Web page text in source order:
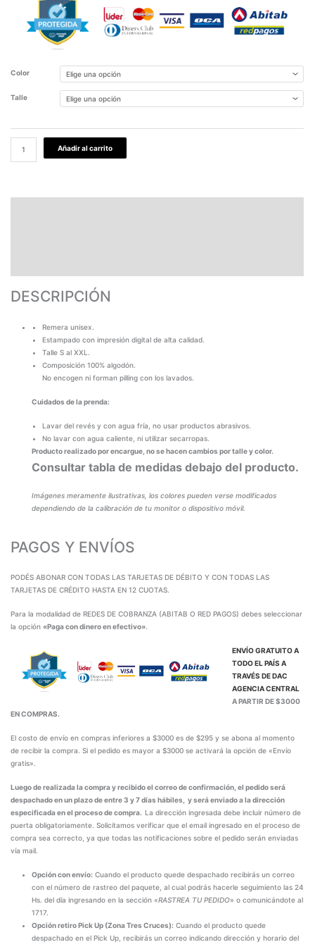
Color
Talle
Añadir al carrito
DESCRIPCIÓN
Remera unisex.
Estampado con impresión digital de alta calidad.
Talle S al XXL.
Composición 100% algodón.
No encogen ni forman pilling con los lavados.
Cuidados de la prenda:
Lavar del revés y con agua fría, no usar productos abrasivos.
No lavar con agua caliente, ni utilizar secarropas.
Producto realizado por encargue, no se hacen cambios por talle y color.
Consultar tabla de medidas debajo del producto.
Imágenes meramente ilustrativas, los colores pueden verse modificados
dependiendo de la calibración de tu monitor o dispositivo móvil.
PAGOS Y ENVÍOS
PODÉS ABONAR CON TODAS LAS TARJETAS DE DÉBITO Y CON TODAS LAS
TARJETAS DE CRÉDITO HASTA EN 12 CUOTAS.
Para la modalidad de REDES DE COBRANZA (ABITAB O RED PAGOS) debes seleccionar
la opción «Paga con dinero en efectivo».
ENVÍO GRATUITO A
TODO EL PAÍS A
TRAVÉS DEDAC
AGENCIA CENTRAL
A PARTIR DE $3000
EN COMPRAS.
El costo de envío en compras inferiores a $3000 es de $295 y se abona al momento
de recibir la compra. Si el pedido es mayor a $3000 se activará la opción de «Envío
gratis».
Luego de realizada la compra y recibido el correo de confirmación, el pedido será
despachado en un plazo de entre 3 y 7 días hábiles, y será enviado a la dirección
especificada en el proceso de compra. La dirección ingresada debe incluir número de
puerta obligatoriamente. Solicitamos verificar que el email ingresado en el proceso de
compra sea correcto, ya que todas las notificaciones sobre el pedido serán enviadas
vía mail.
Opción con envío: Cuando el producto quede despachado recibirás un correo
con el número de rastreo del paquete, al cual podrás hacerle seguimiento las 24
Hs. del día ingresando en la sección «RASTREA TU PEDIDO» o comunicándote al
1717.
Opción retiro Pick Up (Zona Tres Cruces): Cuando el producto quede
despachado en el Pick Up, recibirás un correo indicando dirección y horario del